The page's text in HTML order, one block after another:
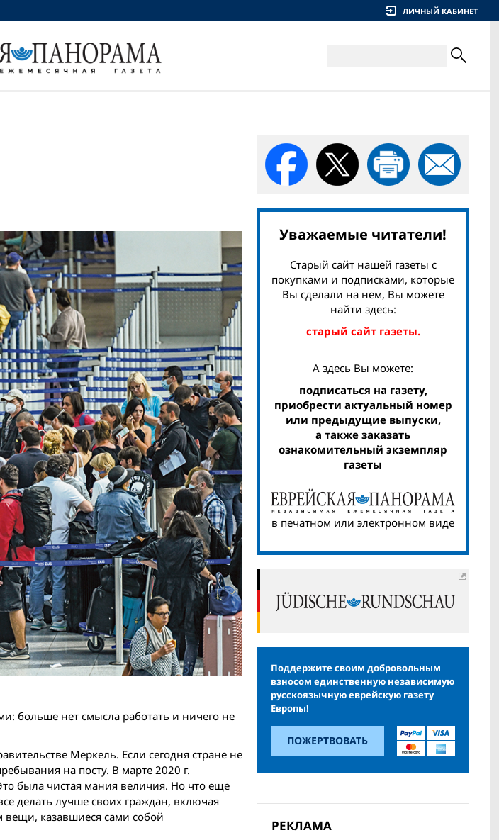
больше нет смысла работать и ничего не
Меркель. Если сегодня стране не
на посту. В марте 2020 г.
была чистая мания величия. Но что еще
делать лучше своих граждан, включая
вещи, казавшиеся сами собой
Уважаемые читатели!
Старый сайт нашей газеты с
покупками и подписками, которые
Вы сделали на нем, Вы можете
найти здесь:
старый сайт газеты.
А здесь Вы можете:
подписаться на газету,
приобрести актуальный номер
или предыдущие выпуски,
а также заказать
ознакомительный экземпляр
газеты
в печатном или электронном виде
Поддержите своим добровольным
взносом единственную независимую
русскоязычную еврейскую газету
Европы!
ПОЖЕРТВОВАТЬ
РЕКЛАМА
ЛИЧНЫЙ КАБИНЕТ